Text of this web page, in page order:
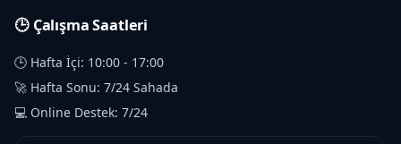
🕒 Çalışma Saatleri
🕒 Hafta İçi: 10:00 - 17:00
🚀 Hafta Sonu: 7/24 Sahada
💻 Online Destek: 7/24